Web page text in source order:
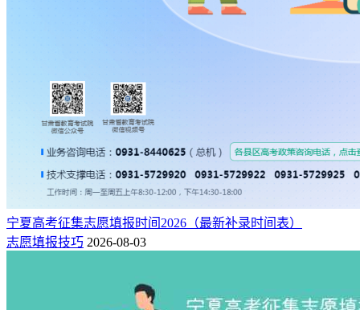
宁夏高考征集志愿填报时间2026（最新补录时间表）
志愿填报技巧 2026-08-03